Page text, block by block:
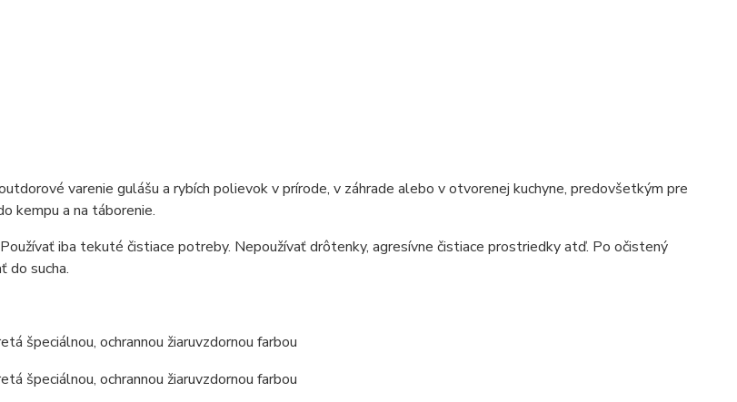
varenie gulášu a rybích polievok v prírode, v záhrade alebo v otvorenej kuchyne, predovšetkým pre
kempu a na táborenie.
iba tekuté čistiace potreby. Nepoužívať drôtenky, agresívne čistiace prostriedky atď. Po očistený
do sucha.